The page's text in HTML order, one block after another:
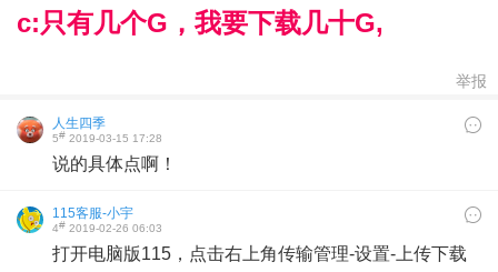
c:只有几个G，我要下载几十G,
举报
人生四季
5# 2019-03-15 17:28
说的具体点啊！
115客服-小宇
4# 2019-02-26 06:03
打开电脑版115，点击右上角传输管理-设置-上传下载